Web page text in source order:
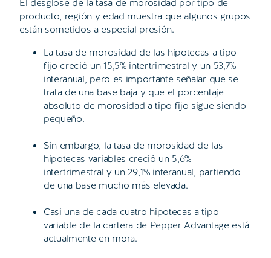
El desglose de la tasa de morosidad por tipo de
producto, región y edad muestra que algunos grupos
están sometidos a especial presión.
La tasa de morosidad de las hipotecas a tipo
fijo creció un 15,5% intertrimestral y un 53,7%
interanual, pero es importante señalar que se
trata de una base baja y que el porcentaje
absoluto de morosidad a tipo fijo sigue siendo
pequeño.
Sin embargo, la tasa de morosidad de las
hipotecas variables creció un 5,6%
intertrimestral y un 29,1% interanual, partiendo
de una base mucho más elevada.
Casi una de cada cuatro hipotecas a tipo
variable de la cartera de Pepper Advantage está
actualmente en mora.